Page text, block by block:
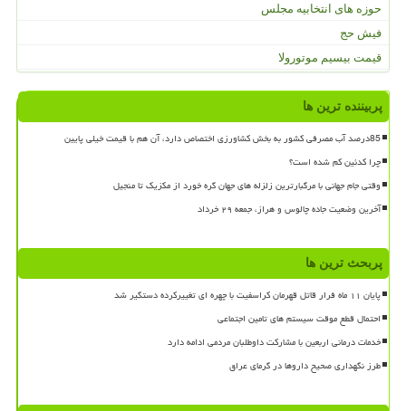
حوزه های انتخابیه مجلس
فیش حج
قیمت بیسیم موتورولا
پربیننده ترین ها
85درصد آب مصرفی کشور به بخش کشاورزی اختصاص دارد، آن هم با قیمت خیلی پایین
چرا کدئین کم شده است؟
وقتی جام جهانی با مرگبارترین زلزله های جهان گره خورد از مکزیک تا منجیل
آخرین وضعیت جاده چالوس و هراز، جمعه ۲۹ خرداد
پربحث ترین ها
پایان ۱۱ ماه فرار قاتل قهرمان کراسفیت با چهره ای تغییرکرده دستگیر شد
احتمال قطع موقت سیستم های تامین اجتماعی
خدمات درمانی اربعین با مشارکت داوطلبان مردمی ادامه دارد
طرز نگهداری صحیح داروها در گرمای عراق